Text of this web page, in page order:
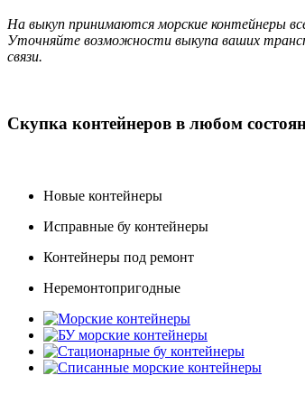
На выкуп принимаются морские контейнеры
Уточняйте возможности выкупа ваших
связи.
Скупка контейнеров в любом
Новые контейнеры
Исправные бу контейнеры
Контейнеры под ремонт
Неремонтопригодные